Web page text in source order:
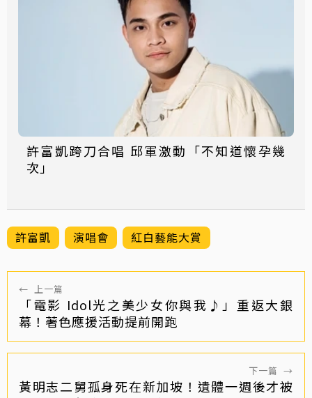
許富凱跨刀合唱 邱軍激動「不知道懷孕幾
次」
許富凱 演唱會 紅白藝能大賞
← 上一篇
「電影 Idol光之美少女你與我♪」重返大銀
幕！著色應援活動提前開跑
下一篇 →
黃明志二舅孤身死在新加坡！遺體一週後才被